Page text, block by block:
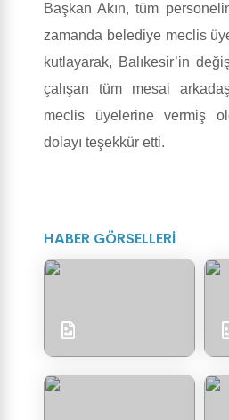
Başkan Akın, tüm
zamanda belediye meclis
kutlayarak, Balıkesir’in
çalışan tüm mesai
meclis üyelerine vermiş
dolayı teşekkür etti.
HABER GÖRSELLERİ